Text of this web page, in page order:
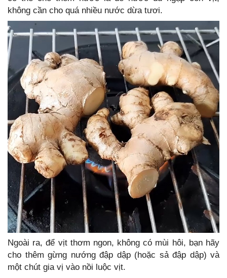
không cần cho quá nhiều nước dừa tươi.
Ngoài ra, để vịt thơm ngon, không có mùi hôi, bạn hãy
cho thêm gừng nướng đập dập (hoặc sả đập dập) và
một chút gia vị vào nồi luộc vịt.